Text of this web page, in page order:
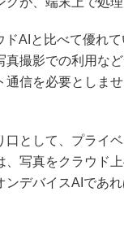
AIと比べて優れ
撮影での利用な
通信を必要としま
として、プライ
、写真をクラウド
ンデバイスAIであ